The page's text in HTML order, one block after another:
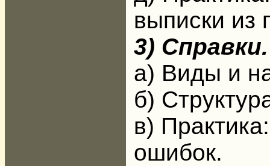
выписки из
3) Справки.
а) Виды и
б)
в)
ошибок.